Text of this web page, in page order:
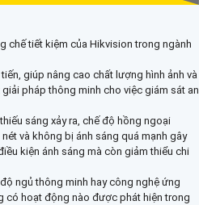
chế tiết kiệm của Hikvision trong ngành
giúp nâng cao chất lượng hình ảnh và
pháp thông minh cho việc giám sát an
sáng xảy ra, chế độ hồng ngoại
và không bị ánh sáng quá mạnh gây
kiện ánh sáng mà còn giảm thiểu chi
ngủ thông minh hay công nghệ ứng
có hoạt động nào được phát hiện trong